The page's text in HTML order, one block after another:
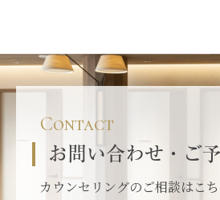
Contact
お問い合わせ・ご
カウンセリングのご相談はこち